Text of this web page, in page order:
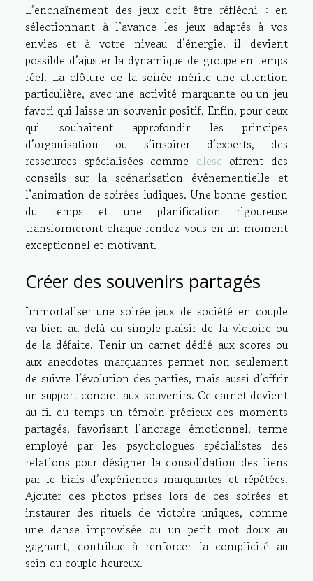
L’enchaînement des jeux doit être réfléchi : en
sélectionnant à l’avance les jeux adaptés à vos
envies et à votre niveau d’énergie, il devient
possible d’ajuster la dynamique de groupe en temps
réel. La clôture de la soirée mérite une attention
particulière, avec une activité marquante ou un jeu
favori qui laisse un souvenir positif. Enfin, pour ceux
qui souhaitent approfondir les principes
d’organisation ou s’inspirer d’experts, des
ressources spécialisées comme dlese offrent des
conseils sur la scénarisation événementielle et
l’animation de soirées ludiques. Une bonne gestion
du temps et une planification rigoureuse
transformeront chaque rendez-vous en un moment
exceptionnel et motivant.
Créer des souvenirs partagés
Immortaliser une soirée jeux de société en couple
va bien au-delà du simple plaisir de la victoire ou
de la défaite. Tenir un carnet dédié aux scores ou
aux anecdotes marquantes permet non seulement
de suivre l’évolution des parties, mais aussi d’offrir
un support concret aux souvenirs. Ce carnet devient
au fil du temps un témoin précieux des moments
partagés, favorisant l’ancrage émotionnel, terme
employé par les psychologues spécialistes des
relations pour désigner la consolidation des liens
par le biais d’expériences marquantes et répétées.
Ajouter des photos prises lors de ces soirées et
instaurer des rituels de victoire uniques, comme
une danse improvisée ou un petit mot doux au
gagnant, contribue à renforcer la complicité au
sein du couple heureux.